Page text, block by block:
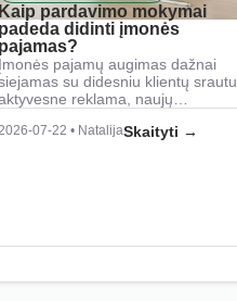
pardavimo mokymai
didinti įmonės
pajamų augimas dažnai
su didesniu klientų srautu,
reklama, naujų…
07-22 • NatalijaSkaityti →